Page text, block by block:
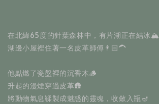
在北緯65度的針葉森林中，有片湖正在結冰🏔
湖邊小屋裡住著一名皮革師傅👨🏻‍🦱
他點燃了瓷盤裡的沉香木🪵
升起的漫煙穿過皮革🛖
將動物氣息鞣製成魅惑的靈魂，收斂入瓶🪔